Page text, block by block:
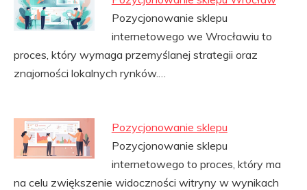
Pozycjonowanie sklepu
internetowego we Wrocławiu to
proces, który wymaga przemyślanej strategii oraz
znajomości lokalnych rynków.…
Pozycjonowanie sklepu
Pozycjonowanie sklepu
internetowego to proces, który ma
na celu zwiększenie widoczności witryny w wynikach